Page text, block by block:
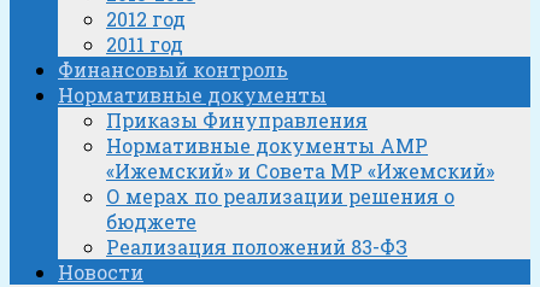
2012 год
2011 год
Финансовый контроль
Нормативные документы
Приказы Финуправления
Нормативные документы АМР
«Ижемский» и Совета МР «Ижемский»
О мерах по реализации решения о
бюджете
Реализация положений 83-ФЗ
Новости